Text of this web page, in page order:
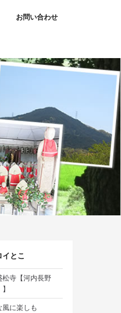
お問い合わせ
とこ
松寺【河内長野
に楽しも